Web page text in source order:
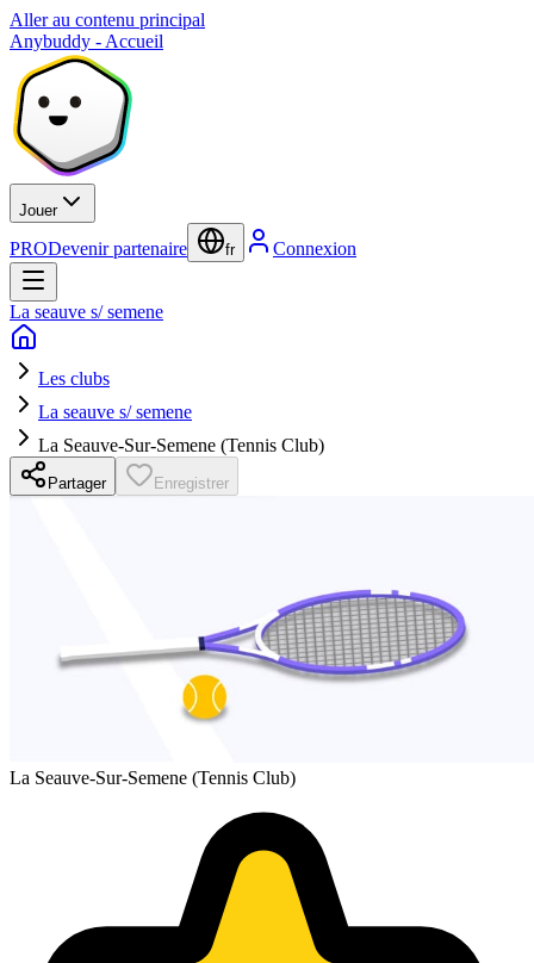
Aller au contenu principal
Anybuddy - Accueil
Jouer
PRODevenir partenaire fr Connexion
La seauve s/ semene
Les clubs
La seauve s/ semene
La Seauve-Sur-Semene (Tennis Club)
Partager Enregistrer
La Seauve-Sur-Semene (Tennis Club)